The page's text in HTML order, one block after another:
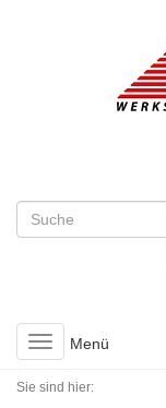
Toggle
navigation
Menü
Sie sind hier: